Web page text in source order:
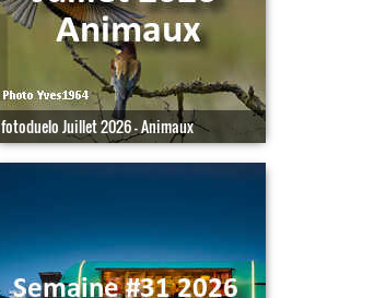
fotoduelo Juillet 2026 - Animaux